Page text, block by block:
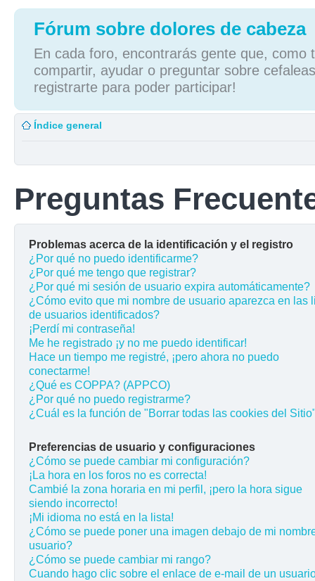
Fórum sobre dolores de cabeza
En cada foro, encontrarás gente que, como
compartir, ayudar o preguntar sobre
registrarte para poder participar!
Índice general
Preguntas
Problemas acerca de la identificación y el registro
¿Por qué no puedo identificarme?
¿Por qué me tengo que registrar?
¿Por qué mi sesión de usuario expira automáticamente?
¿Cómo evito que mi nombre de usuario aparezca en las
de usuarios identificados?
¡Perdí mi contraseña!
Me he registrado ¡y no me puedo identificar!
Hace un tiempo me registré, ¡pero ahora no puedo
conectarme!
¿Qué es COPPA? (APPCO)
¿Por qué no puedo registrarme?
¿Cuál es la función de "Borrar todas las cookies del
Preferencias de usuario y configuraciones
¿Cómo se puede cambiar mi configuración?
¡La hora en los foros no es correcta!
Cambié la zona horaria en mi perfil, ¡pero la hora sigue
siendo incorrecto!
¡Mi idioma no está en la lista!
¿Cómo se puede poner una imagen debajo de mi
usuario?
¿Cómo se puede cambiar mi rango?
Cuando hago clic sobre el enlace de e-mail de un